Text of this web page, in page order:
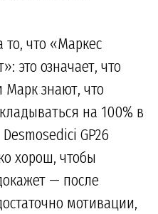
что «Маркес
это означает, что
Марк знают, что
на 100% в
GP26
хорош, чтобы
— после
мотивации,